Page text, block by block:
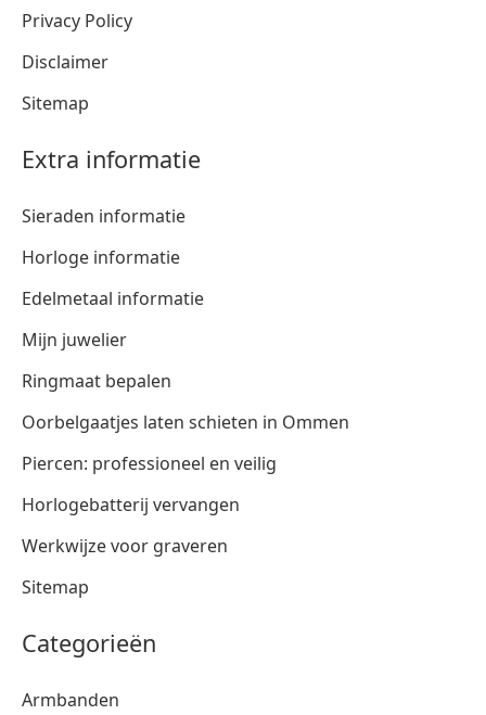
Privacy Policy
Disclaimer
Sitemap
Extra informatie
Sieraden informatie
Horloge informatie
Edelmetaal informatie
Mijn juwelier
Ringmaat bepalen
Oorbelgaatjes laten schieten in Ommen
Piercen: professioneel en veilig
Horlogebatterij vervangen
Werkwijze voor graveren
Sitemap
Categorieën
Armbanden